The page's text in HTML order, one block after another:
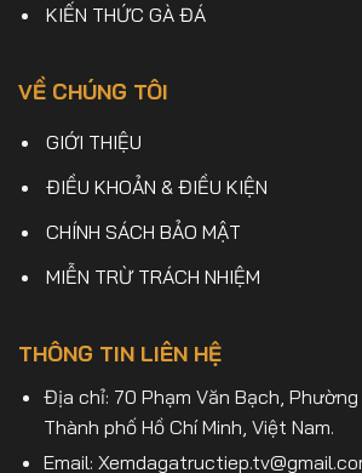
KIẾN THỨC GÀ ĐÁ
VỀ CHÚNG TÔI
GIỚI THIỆU
ĐIỀU KHOẢN & ĐIỀU KIỆN
CHÍNH SÁCH BẢO MẬT
MIỄN TRỪ TRÁCH NHIỆM
THÔNG TIN LIÊN HỆ
Địa chỉ: 70 Phạm Văn Bạch, Phường
Thành phố Hồ Chí Minh, Việt Nam.
Email: